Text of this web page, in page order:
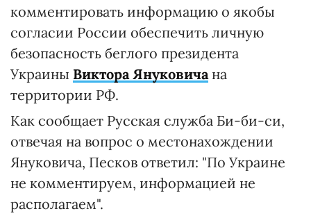
комментировать информацию о якобы
согласии России обеспечить личную
безопасность беглого президента
Украины Виктора Януковичана
территории РФ.
Как сообщает Русская служба Би-би-си,
отвечая на вопрос о местонахождении
Януковича, Песков ответил: "По Украине
не комментируем, информацией не
располагаем".